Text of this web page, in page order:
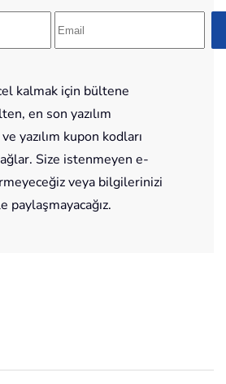
kalmak için bültene
en son yazılım
yazılım kupon kodları
Size istenmeyen e-
veya bilgilerinizi
paylaşmayacağız.